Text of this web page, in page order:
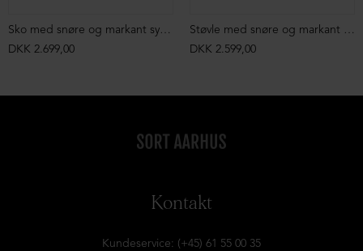
Sko med snøre og markant syning
DKK 2.699,00
Støvle med snøre og markant syning
DKK 2.599,00
Kontakt
Kundeservice: (+45) 61 55 00 35